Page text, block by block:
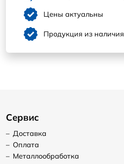
Цены актуальны
Продукция из наличия
Сервис
– Доставка
– Оплата
– Металлообработка